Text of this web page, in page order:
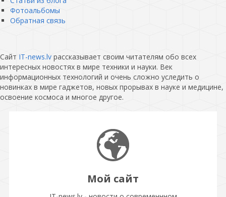
Фотоальбомы
Обратная связь
Сайт IT-news.lv рассказывает своим читателям обо всех
интересных новостях в мире техники и науки. Век
информационных технологий и очень сложно уследить о
новинках в мире гаджетов, новых прорывах в науке и медицине,
освоение космоса и многое другое.
Мой сайт